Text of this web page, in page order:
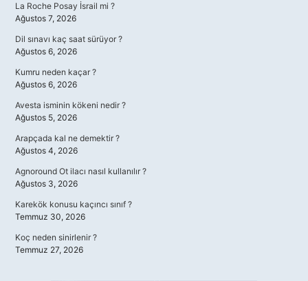
La Roche Posay İsrail mi ?
Ağustos 7, 2026
Dil sınavı kaç saat sürüyor ?
Ağustos 6, 2026
Kumru neden kaçar ?
Ağustos 6, 2026
Avesta isminin kökeni nedir ?
Ağustos 5, 2026
Arapçada kal ne demektir ?
Ağustos 4, 2026
Agnoround Ot ilacı nasıl kullanılır ?
Ağustos 3, 2026
Karekök konusu kaçıncı sınıf ?
Temmuz 30, 2026
Koç neden sinirlenir ?
Temmuz 27, 2026